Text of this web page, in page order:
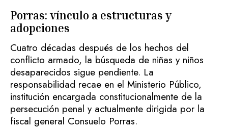
Porras: vínculo a estructuras y
adopciones
Cuatro décadas después de los hechos del
conflicto armado, la búsqueda de niñas y niños
desaparecidos sigue pendiente. La
responsabilidad recae en el Ministerio Público,
institución encargada constitucionalmente de la
persecución penal y actualmente dirigida por la
fiscal general Consuelo Porras.